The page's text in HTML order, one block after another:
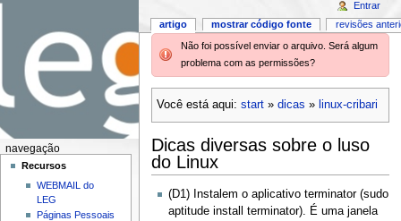
Não foi possível enviar o arquivo. Será algum
problema com as permissões?
Você está aqui: start» dicas » linux-cribari
Dicas diversas sobre o luso
do Linux
(D1) Instalem o aplicativo terminator (sudo
aptitude install terminator). É uma janela
artigo mostrar código fonte revisões
Entrar
navegação
Recursos
WEBMAIL do
LEG
Páginas Pessoais